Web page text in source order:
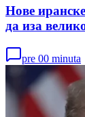
Нове
да иза
pre 00 minuta